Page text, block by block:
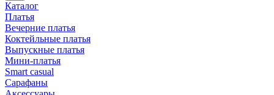
Каталог
Платья
Вечерние платья
Коктейльные платья
Выпускные платья
Мини-платья
Smart casual
Сарафаны